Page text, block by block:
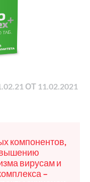
ОТ 11.02.2021
компонентов,
вирусам и
–